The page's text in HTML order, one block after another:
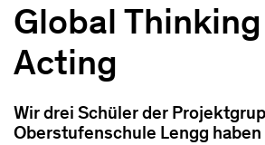
Global
Acting
Wir drei Schüler der
Oberstufenschule Lengg